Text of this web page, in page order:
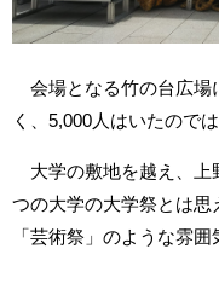
会場となる竹の台広場
く、5,000人はいたので
大学の敷地を越え、上
つの大学の大学祭とは
「芸術祭」のような雰囲